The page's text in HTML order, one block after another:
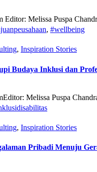
Editor: Melissa Puspa
, #wellbeing
, Inspiration Stories
Budaya Inklusi dan
Melissa Puspa
, Inspiration Stories
Pribadi Menuju